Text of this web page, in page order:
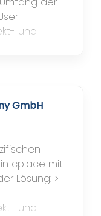
und
GmbH
cplace mit
Lösung: >
und